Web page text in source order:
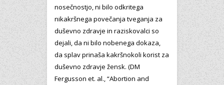
nosečnostjo, ni bilo odkritega
nikakršnega povečanja tveganja za
duševno zdravje in raziskovalci so
dejali, da ni bilo nobenega dokaza,
da splav prinaša kakršnokoli korist za
duševno zdravje žensk. (DM
Fergusson et. al., “Abortion and